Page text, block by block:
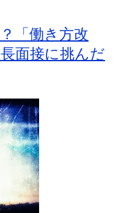
「働き方改
面接に挑んだ